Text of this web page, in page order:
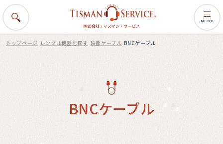
MENU
トップページ レンタル機器を探す 映像ケーブル BNCケーブル
BNCケーブル